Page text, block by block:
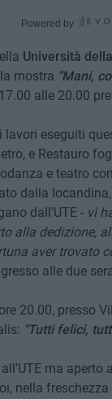
Powered by
Università
mostra "Mani,
alle 20.00
eseguiti
e Restauro
e teatro
dalla
dall'UTE - vi
alla dedizione,
aver trovato
alle due
20.00, presso
"Tutti felici,
ma
nella